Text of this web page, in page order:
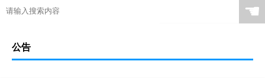
☚
公告